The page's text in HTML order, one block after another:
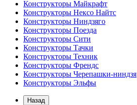
Конструкторы Майкрафт
Конструкторы Нексо Найтс
Конструкторы Ниндзяго
Конструкторы Поезда
Конструкторы Сити
Конструкторы Тачки
Конструкторы Техник
Конструкторы Френдс
Конструкторы Черепашки-ниндзя
Конструкторы Эльфы
Назад